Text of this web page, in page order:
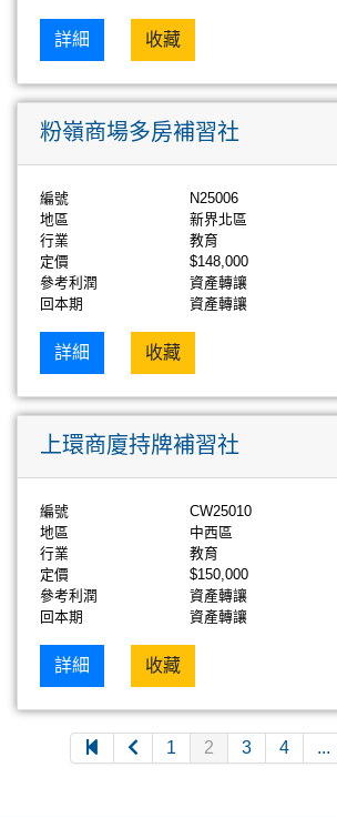
詳細 收藏
粉嶺商場多房補習社
編號
N25006
地區
新界北區
行業
教育
定價
$148,000
參考利潤
資產轉讓
回本期
資產轉讓
詳細 收藏
上環商廈持牌補習社
編號
CW25010
地區
中西區
行業
教育
定價
$150,000
參考利潤
資產轉讓
回本期
資產轉讓
詳細 收藏
1 2 3 4 ...